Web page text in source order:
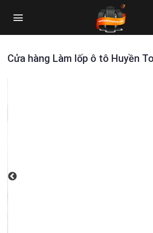
Cửa hàng Làm lốp ô tô Huyền